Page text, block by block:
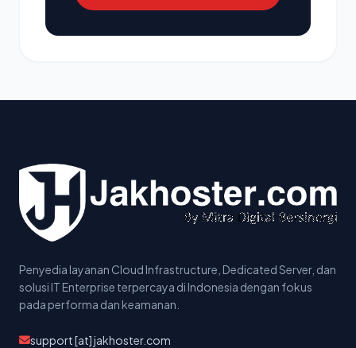
Penyedia layanan Cloud Infrastructure, Dedicated Server, dan
solusi IT Enterprise terpercaya di Indonesia dengan fokus
pada performa dan keamanan.
support [at] jakhoster.com